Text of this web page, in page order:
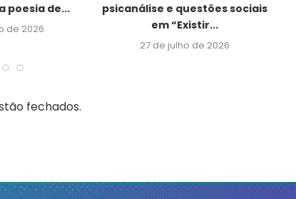
poesia de...
de 2026
psicanálise e questões sociais
em “Existir...
27 de julho de 2026
fechados.